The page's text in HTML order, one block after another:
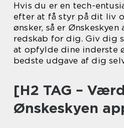
Hvis du er en tech-
efter at få styr på dit liv
ønsker, så er
redskab for dig. Giv dig
at opfylde dine inderste
bedste udgave af dig
[H2 TAG –
Ønskeskyen